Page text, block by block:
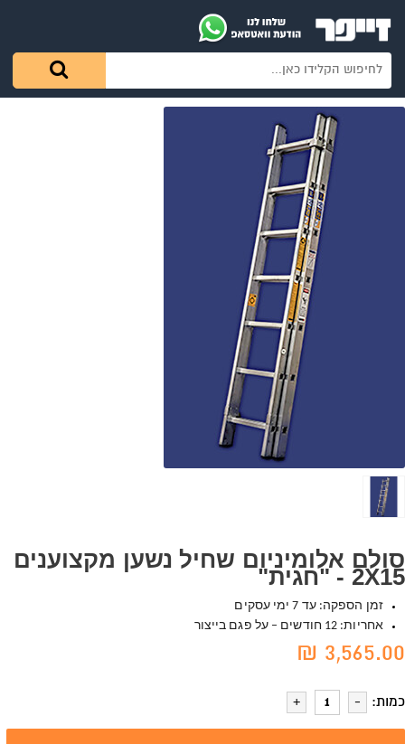
סולם אלומיניום שחיל נשען מקצוענים
2X15 - "חגית"
זמן הספקה: עד 7 ימי עסקים
אחריות: 12 חודשים – על פגם בייצור
3,565.00 ₪
כמות: